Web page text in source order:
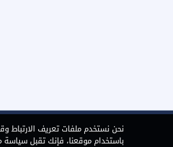
نحن نستخدم ملفات تعريف الارتباط
باستخدام موقعنا، فإنك تقبل سياسة